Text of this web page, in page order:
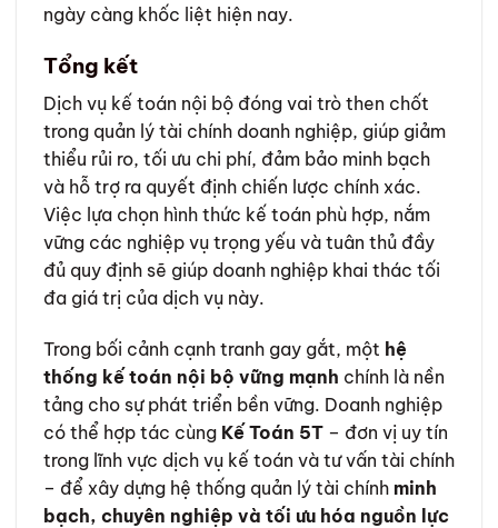
ngày càng khốc liệt hiện nay.
Tổng kết
Dịch vụ kế toán nội bộ đóng vai trò then chốt
trong quản lý tài chính doanh nghiệp, giúp giảm
thiểu rủi ro, tối ưu chi phí, đảm bảo minh bạch
và hỗ trợ ra quyết định chiến lược chính xác.
Việc lựa chọn hình thức kế toán phù hợp, nắm
vững các nghiệp vụ trọng yếu và tuân thủ đầy
đủ quy định sẽ giúp doanh nghiệp khai thác tối
đa giá trị của dịch vụ này.
Trong bối cảnh cạnh tranh gay gắt, một hệ
thống kế toán nội bộ vững mạnh chính là nền
tảng cho sự phát triển bền vững. Doanh nghiệp
có thể hợp tác cùng Kế Toán 5T – đơn vị uy tín
trong lĩnh vực dịch vụ kế toán và tư vấn tài chính
– để xây dựng hệ thống quản lý tài chính minh
bạch, chuyên nghiệp và tối ưu hóa nguồn lực